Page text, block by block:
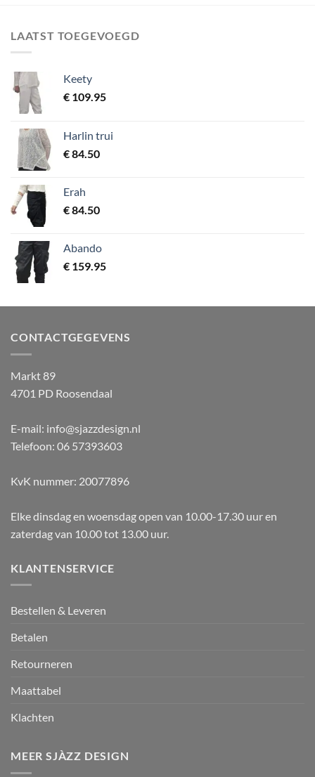
LAATST TOEGEVOEGD
Keety
€ 109.95
Harlin trui
€84.50
Erah
€84.50
Abando
€ 159.95
CONTACTGEGEVENS
Markt 89
4701 PD Roosendaal
E-mail: info@sjazzdesign.nl
Telefoon: 06 57393603
KvK nummer: 20077896
Elke dinsdag en woensdag open van 10.00-17.30 uur en
zaterdag van 10.00 tot 13.00 uur.
KLANTENSERVICE
Bestellen & Leveren
Betalen
Retourneren
Maattabel
Klachten
MEER SJÀZZ DESIGN